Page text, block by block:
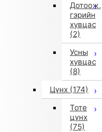
Дотоож,
гэрийн
хувцас
(2)
Усны
хувцас
(8)
Цүнх (174)
Тоте
цүнх
(75)
(Navy)